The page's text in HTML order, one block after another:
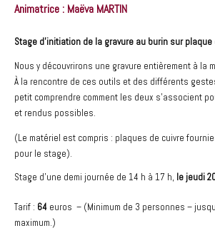
Animatrice : Maëva MARTIN
Stage d’initiation de la gravure au burin sur plaque
Nous y découvrirons une gravure entièrement à la
À la rencontre de ces outils et des différents
petit comprendre comment les deux s’associent
et rendus possibles.
(Le matériel est compris : plaques de cuivre
pour le stage).
Stage d’une demi journée de 14 h à 17 h, le jeudi
Tarif : 64 euros – (Minimum de 3 personnes –
maximum.)